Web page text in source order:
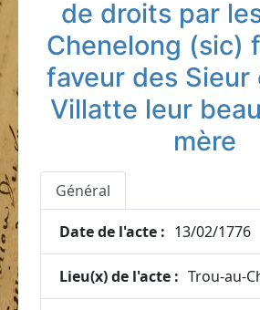
de droits par
Chenelong (sic)
faveur des Sieur
Villatte leur
mère
Général
Date de l'acte : 13/02/1776
Lieu(x) de l'acte : Trou-au-